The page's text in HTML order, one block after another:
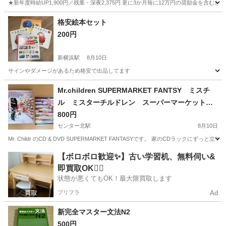
★新年度時給UP1,900円／残業・深夜2,375円 更に3か月毎に12万円の奨励金を含む
神奈川 藤沢市 その他
格安絵本セット
200円
新横浜駅 8月10日
サインやダメージがあるため格安で出品してます
神奈川 横浜市 Mr.children SUPERMARKET FANTSY ミスチ
ル ミスターチルドレン スーパーマーケットフ
ァンタジー
800円
センター北駅 8月10日
Mr. Childr のCD & DVD SUPERMARKET FANTASYです。 家のCDラックにずっと立
神奈川 横浜市 センター北駅 CD ミスチル
【ボロボロ歓迎✨】古い学習机、無料伺い&
即買取OK🙆‍♀️
状態が悪くてもOK！最大限買取します
プリフラ Ad
新完全マスター文法N2
500円